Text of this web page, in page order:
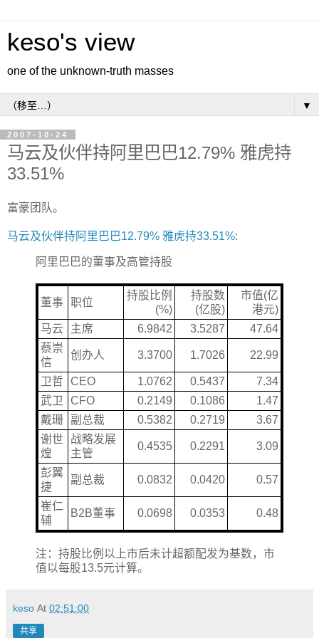
keso's view
one of the unknown-truth masses
▼
2007-10-24
马云及伙伴持阿里巴巴12.79% 雅虎持
33.51%
富豪团队。
马云及伙伴持阿里巴巴12.79% 雅虎持33.51%:
阿里巴巴的董事及高管持股
董事 职位
持股比例
(%)
持股数
(亿股)
市值(亿
港元)
马云
主席 6.9842 3.5287
47.64
蔡崇
信
创办人 3.3700 1.7026 22.99
卫哲 CEO 1.0762 0.5437
7.34
武卫
CFO 0.2149 0.1086
1.47
戴珊
副总裁 0.5382 0.2719
3.67
谢世
煌
战略发展
主管
0.4535 0.2291 3.09
彭翼
捷
副总裁 0.0832 0.0420 0.57
崔仁
辅
B2B董事 0.0698 0.0353 0.48
注：持股比例以上市后未计超额配发为基数，市
值以每股13.5元计算。
keso At 02:51:00
共享